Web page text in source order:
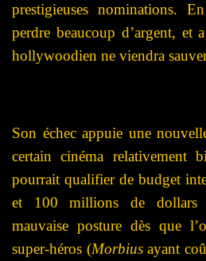
prestigieuses nominations.
perdre beaucoup d’argent, et
hollywoodien ne viendra
Son échec appuie une
certain cinéma relativement
pourrait qualifier de budget
et 100 millions de dollars
mauvaise posture dès que
super-héros (Morbiusayant